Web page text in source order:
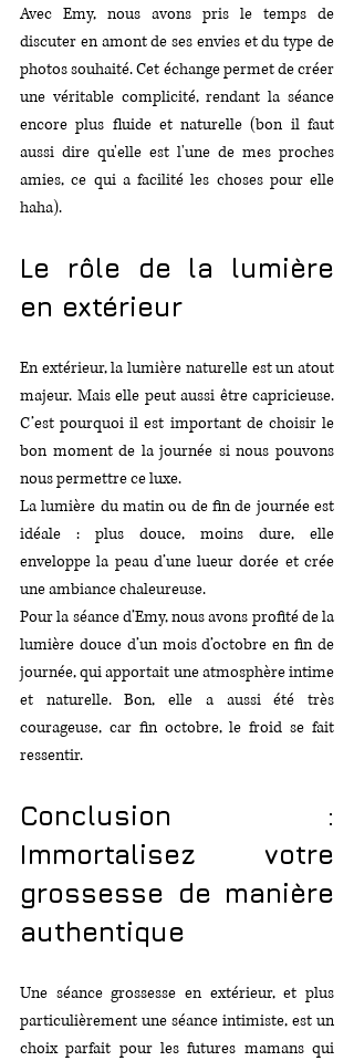
Avec Emy, nous avons pris le temps de
discuter en amont de ses envies et du type de
photos souhaité. Cet échange permet de créer
une véritable complicité, rendant la séance
encore plus fluide et naturelle (bon il faut
aussi dire qu'elle est l'une de mes proches
amies, ce qui a facilité les choses pour elle
haha).
Le rôle de la lumière
en extérieur
En extérieur, la lumière naturelle est un atout
majeur. Mais elle peut aussi être capricieuse.
C’est pourquoi il est important de choisir le
bon moment de la journée si nous pouvons
nous permettre ce luxe.
La lumière du matin ou de fin de journée est
idéale : plus douce, moins dure, elle
enveloppe la peau d’une lueur dorée et crée
une ambiance chaleureuse.
Pour la séance d’Emy, nous avons profité de la
lumière douce d’un mois d’octobre en fin de
journée, qui apportait une atmosphère intime
et naturelle. Bon, elle a aussi été très
courageuse, car fin octobre, le froid se fait
ressentir.
Conclusion :
Immortalisez votre
grossesse de manière
authentique
Une séance grossesse en extérieur, et plus
particulièrement une séance intimiste, est un
choix parfait pour les futures mamans qui